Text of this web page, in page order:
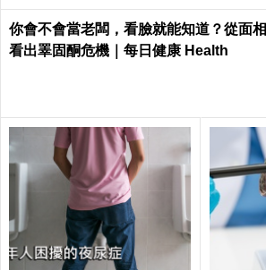
你會不會當老闆，看臉就能知道？從面相
看出睪固酮危機｜每日健康 Health